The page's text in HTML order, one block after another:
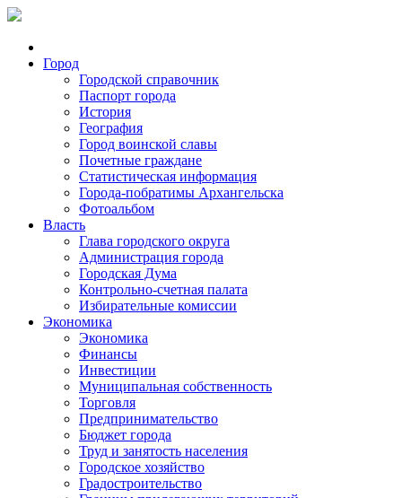
Город
Городской справочник
Паспорт города
История
География
Город воинской славы
Почетные граждане
Статистическая информация
Города-побратимы Архангельска
Фотоальбом
Власть
Глава городского округа
Администрация города
Городская Дума
Контрольно-счетная палата
Избирательные комиссии
Экономика
Экономика
Финансы
Инвестиции
Муниципальная собственность
Торговля
Предпринимательство
Бюджет города
Труд и занятость населения
Городское хозяйство
Градостроительство